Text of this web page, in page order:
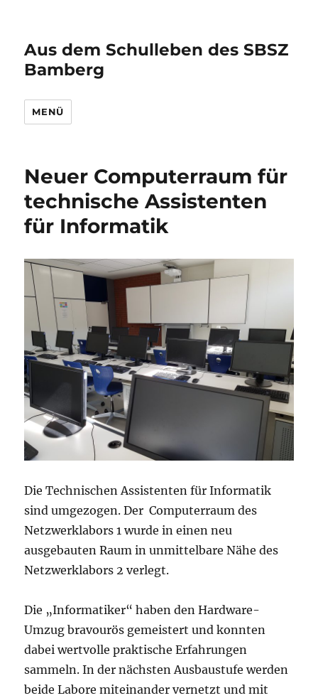
Aus dem Schulleben des SBSZ
Bamberg
MENÜ
Neuer Computerraum für
technische Assistenten
für Informatik
Die Technischen Assistenten für Informatik
sind umgezogen. Der Computerraum des
Netzwerklabors 1 wurde in einen neu
ausgebauten Raum in unmittelbare Nähe des
Netzwerklabors 2 verlegt.
Die „Informatiker“ haben den Hardware-
Umzug bravourös gemeistert und konnten
dabei wertvolle praktische Erfahrungen
sammeln. In der nächsten Ausbaustufe werden
beide Labore miteinander vernetzt und mit